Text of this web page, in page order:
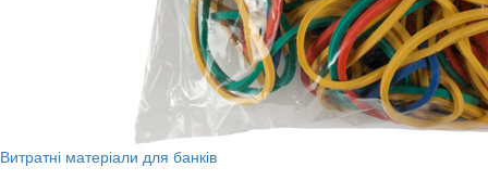
Витратні матеріали для банків